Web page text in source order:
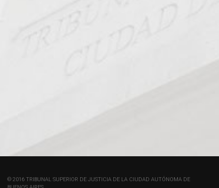
© 2016 TRIBUNAL SUPERIOR DE JUSTICIA DE LA CIUDAD AUTÓNOMA DE